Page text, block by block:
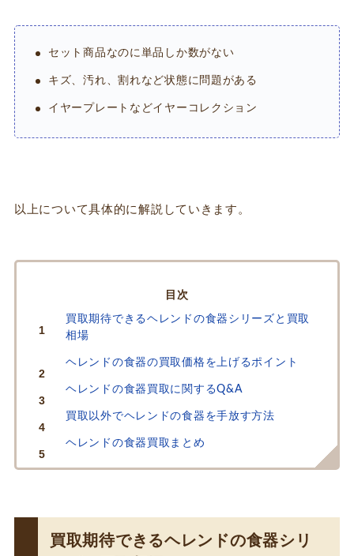
セット商品なのに単品しか数がない
キズ、汚れ、割れなど状態に問題がある
イヤープレートなどイヤーコレクション
以上について具体的に解説していきます。
INDEX
買取期待できるヘレンドの食器シリーズと買取
相場
ヘレンドの食器の買取価格を上げるポイント
ヘレンドの食器買取に関するQ&A
買取以外でヘレンドの食器を手放す方法
ヘレンドの食器買取まとめ
買取期待できるヘレンドの食器シリ